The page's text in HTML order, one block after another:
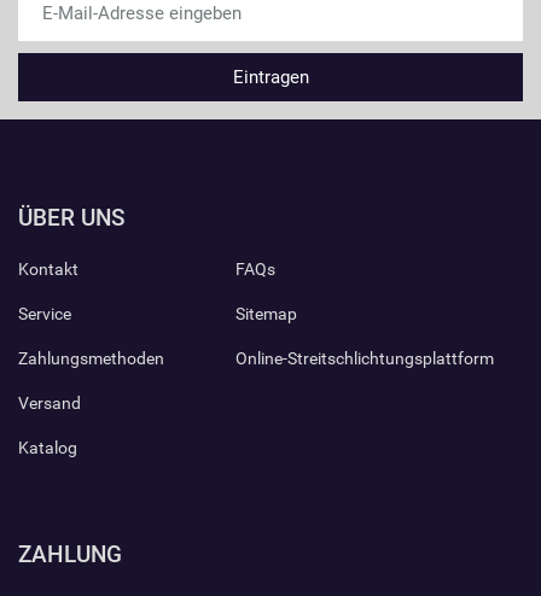
ÜBER UNS
Kontakt
Service
Zahlungsmethoden
Versand
Katalog
FAQs
Sitemap
Online-Streitschlichtungsplattform
ZAHLUNG